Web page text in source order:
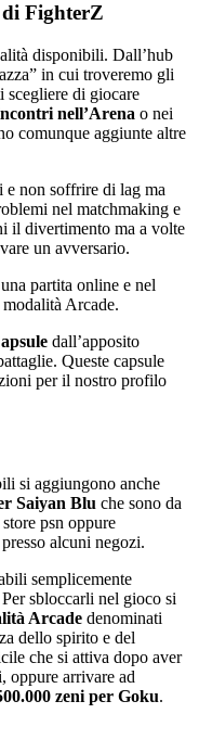
FighterZ
disponibili. Dall’hub
in cui troveremo gli
scegliere di giocare
nell’Arena o nei
comunque aggiunte altre
non soffrire di lag ma
nel matchmaking e
il divertimento ma a volte
un avversario.
partita online e nel
Arcade.
dall’apposito
Queste capsule
per il nostro profilo
si aggiungono anche
Saiyan Blu che sono da
psn oppure
alcuni negozi.
semplicemente
sbloccarli nel gioco si
Arcade denominati
dello spirito e del
che si attiva dopo aver
oppure arrivare ad
zeni per Goku.